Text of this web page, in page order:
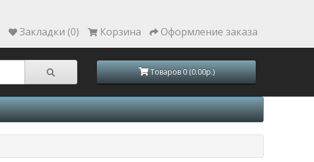
Закладки (0) Корзина Оформление заказа
Товаров 0 (0.00р.)